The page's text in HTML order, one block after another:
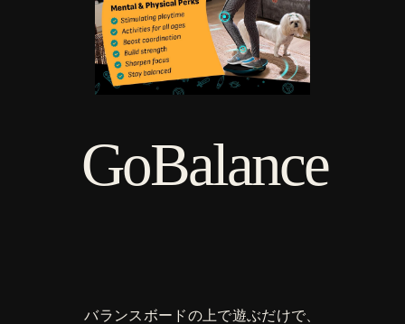
GoBalance
バランスボードの上で遊ぶだけで、